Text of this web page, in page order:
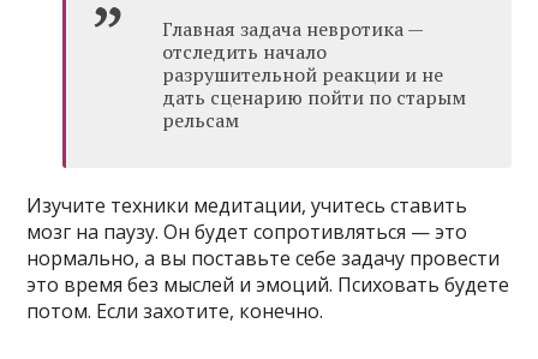
Главная задача невротика —
отследить начало
разрушительной реакции и не
дать сценарию пойти по старым
рельсам
Изучите техники медитации, учитесь ставить
мозг на паузу. Он будет сопротивляться — это
нормально, а вы поставьте себе задачу провести
это время без мыслей и эмоций. Психовать будете
потом. Если захотите, конечно.